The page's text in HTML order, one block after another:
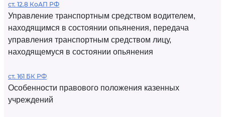
ст. 12.8 КоАП РФ
Управление транспортным средством водителем,
находящимся в состоянии опьянения, передача
управления транспортным средством лицу,
находящемуся в состоянии опьянения
ст. 161 БК РФ
Особенности правового положения казенных
учреждений